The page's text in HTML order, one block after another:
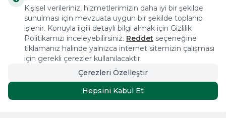
COPYRIGHT © 2023 arifoglu.com ALL RIGHTS RESERVED
Tasarım ve Reklam Danışmanlığı AJANSTEK
Kişisel verileriniz, hizmetlerimizin daha iyi bir şekilde
sunulması için mevzuata uygun bir şekilde toplanıp
işlenir. Konuyla ilgili detaylı bilgi almak için Gizlilik
Politikamızı inceleyebilirsiniz. Reddet seçeneğine
tıklamanız halinde yalnızca internet sitemizin çalışması
için gerekli çerezler kullanılacaktır.
Çerezleri Özelleştir
Hepsini Kabul Et